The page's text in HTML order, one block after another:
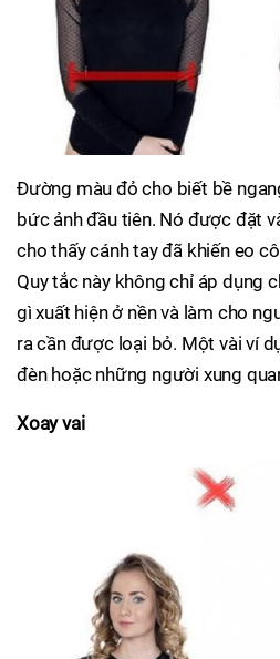
Đường màu đỏ cho biết bề
bức ảnh đầu tiên. Nó được đặt
cho thấy cánh tay đã khiến eo
Quy tắc này không chỉ áp dụng
gì xuất hiện ở nền và làm cho
ra cần được loại bỏ. Một vài ví
đèn hoặc những người xung
Xoay vai